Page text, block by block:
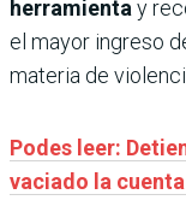
herramienta y
el mayor ingreso
materia de
Podes leer:
vaciado la